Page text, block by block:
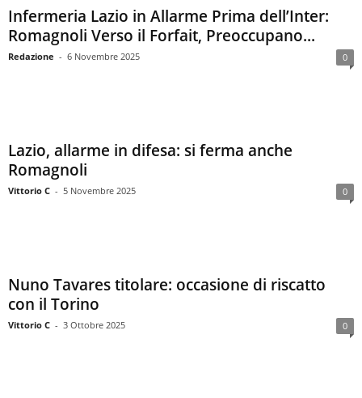
Infermeria Lazio in Allarme Prima dell’Inter:
Romagnoli Verso il Forfait, Preoccupano...
Redazione - 6 Novembre 2025 0
Lazio, allarme in difesa: si ferma anche
Romagnoli
Vittorio C - 5 Novembre 2025 0
Nuno Tavares titolare: occasione di riscatto
con il Torino
Vittorio C - 3 Ottobre 2025 0